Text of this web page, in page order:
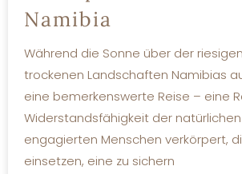
Namibia
Während die Sonne über der
trockenen Landschaften Namibias
eine bemerkenswerte Reise – eine
Widerstandsfähigkeit der
engagierten Menschen verkörpert,
einsetzen, eine zu sichern